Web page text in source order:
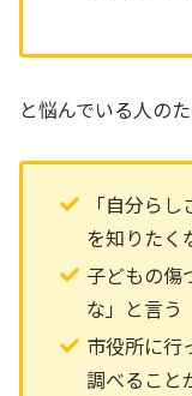
と悩んでいる人の
「自分ら
を知りたく
子どもの傷
な」と言う
市役所に行
調べること